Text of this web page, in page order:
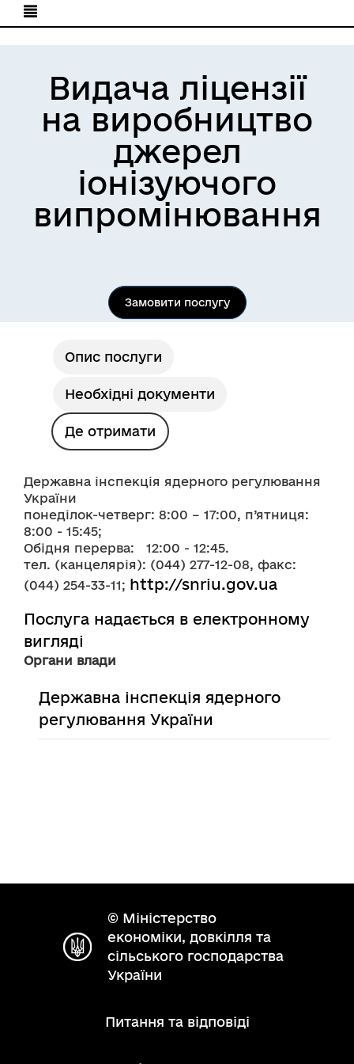
Видача ліцензії
на виробництво
джерел
іонізуючого
випромінювання
Замовити послугу
Опис послуги
Необхідні документи
Де отримати
Державна інспекція ядерного регулювання
України
понеділок-четверг: 8:00 – 17:00, п’ятниця:
8:00 - 15:45;
Обідня перерва:   12:00 - 12:45.
тел. (канцелярія): (044) 277-12-08, факс:
(044) 254-33-11; http://snriu.gov.ua
Послуга надається в електронному
вигляді
Органи влади
Державна інспекція ядерного
регулювання України
© Міністерство
економіки, довкілля та
сільського господарства
України
Питання та відповіді